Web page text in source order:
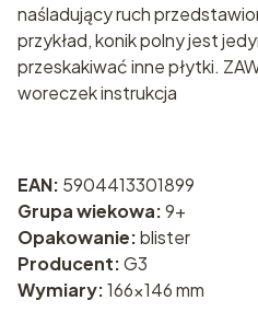
naśladujący ruch
przykład, konik polny jest
przeskakiwać inne płytki.
woreczek instrukcja
EAN: 5904413301899
Grupa wiekowa:9+
Opakowanie:blister
Producent:G3
Wymiary:166x146 mm